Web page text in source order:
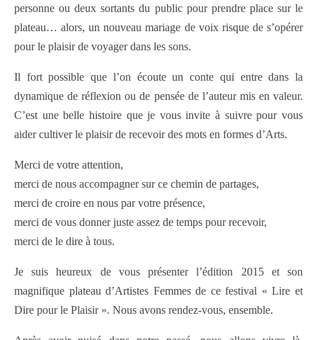
personne ou deux sortants du public pour prendre place sur le
plateau… alors, un nouveau mariage de voix risque de s’opérer
pour le plaisir de voyager dans les sons.
Il fort possible que l’on écoute un conte qui entre dans la
dynamique de réflexion ou de pensée de l’auteur mis en valeur.
C’est une belle histoire que je vous invite à suivre pour vous
aider cultiver le plaisir de recevoir des mots en formes d’Arts.
Merci de votre attention,
merci de nous accompagner sur ce chemin de partages,
merci de croire en nous par votre présence,
merci de vous donner juste assez de temps pour recevoir,
merci de le dire à tous.
Je suis heureux de vous présenter l’édition 2015 et son
magnifique plateau d’Artistes Femmes de ce festival « Lire et
Dire pour le Plaisir ». Nous avons rendez-vous, ensemble.